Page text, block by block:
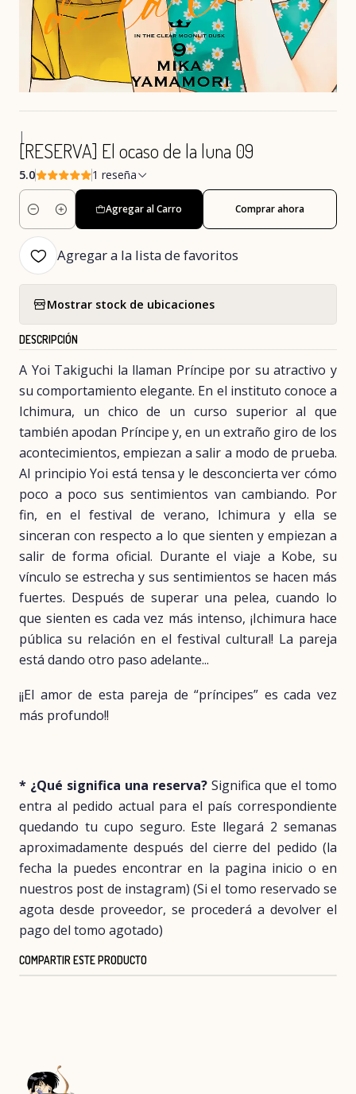
|
[RESERVA] El ocaso de la luna 09
5.0 1 reseña
Cantidad
Agregar al Carro Comprar ahora
Agregar a la lista de favoritos
Mostrar stock de ubicaciones
DESCRIPCIÓN
A Yoi Takiguchi la llaman Príncipe por su atractivo y
su comportamiento elegante. En el instituto conoce a
Ichimura, un chico de un curso superior al que
también apodan Príncipe y, en un extraño giro de los
acontecimientos, empiezan a salir a modo de prueba.
Al principio Yoi está tensa y le desconcierta ver cómo
poco a poco sus sentimientos van cambiando. Por
fin, en el festival de verano, Ichimura y ella se
sinceran con respecto a lo que sienten y empiezan a
salir de forma oficial. Durante el viaje a Kobe, su
vínculo se estrecha y sus sentimientos se hacen más
fuertes. Después de superar una pelea, cuando lo
que sienten es cada vez más intenso, ¡Ichimura hace
pública su relación en el festival cultural! La pareja
está dando otro paso adelante...
¡¡El amor de esta pareja de “príncipes” es cada vez
más profundo!!
* ¿Qué significa una reserva? Significa que el tomo
entra al pedido actual para el país correspondiente
quedando tu cupo seguro. Este llegará 2 semanas
aproximadamente después del cierre del pedido (la
fecha la puedes encontrar en la pagina inicio o en
nuestros post de instagram) (Si el tomo reservado se
agota desde proveedor, se procederá a devolver el
pago del tomo agotado)
COMPARTIR ESTE PRODUCTO